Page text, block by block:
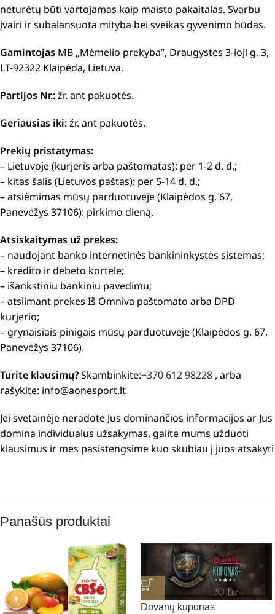
neturėtų būti vartojamas kaip maisto pakaitalas. Svarbu
įvairi ir subalansuota mityba bei sveikas gyvenimo būdas.
Gamintojas MB „Mėmelio prekyba”, Draugystės 3-ioji g. 3,
LT-92322 Klaipėda, Lietuva.
Partijos Nr.:žr. ant pakuotės.
Geriausias iki:žr. ant pakuotės.
Prekių pristatymas:
– Lietuvoje (kurjeris arba paštomatas): per 1-2 d. d.;
– kitas šalis (Lietuvos paštas): per 5-14 d. d.;
– atsiėmimas mūsų parduotuvėje (Klaipėdos g. 67,
Panevėžys 37106): pirkimo dieną.
Atsiskaitymas už prekes:
– naudojant banko internetinės bankininkystės sistemas;
– kredito ir debeto kortele;
– išankstiniu bankiniu pavedimu;
– atsiimant prekes Iš Omniva paštomato arba DPD
kurjerio;
– grynaisiais pinigais mūsų parduotuvėje (Klaipėdos g. 67,
Panevėžys 37106).
Turite klausimų?Skambinkite:+370 612 98228 , arba
rašykite: info@aonesport.lt
Jei svetainėje neradote Jus dominančios informacijos ar Jus
domina individualus užsakymas, galite mums užduoti
klausimus ir mes pasistengsime kuo skubiau į juos atsakyti
Panašūs produktai
Dovanų kuponas